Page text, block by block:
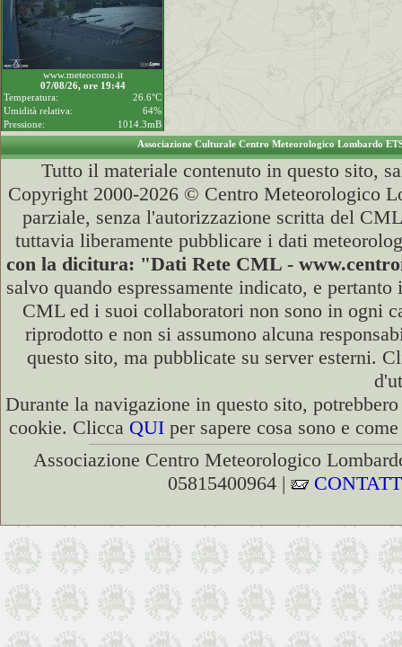
www.meteocomo.it
07/08/26, ore 19:44
Temperatura:
26.6°C
Umidità relativa:
64%
Pressione:
1014.3mB
Associazione Culturale Centro Meteorologico Lombardo
Tutto il materiale contenuto in questo sito,
Copyright 2000-2026 © Centro Meteorologico
parziale, senza l'autorizzazione scritta del
tuttavia liberamente pubblicare i dati
con la dicitura: "Dati Rete CML -
salvo quando espressamente indicato, e
CML ed i suoi collaboratori non sono in ogni
riprodotto e non si assumono alcuna
questo sito, ma pubblicate su server esterni.
Durante la navigazione in questo sito,
cookie. Clicca QUI per sapere cosa sono e
Associazione Centro Meteorologico
05815400964 |